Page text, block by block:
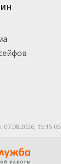
15:15:06